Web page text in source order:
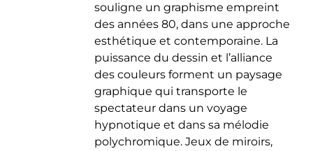
souligne un graphisme empreint
des années 80, dans une approche
esthétique et contemporaine. La
puissance du dessin et l’alliance
des couleurs forment un paysage
graphique qui transporte le
spectateur dans un voyage
hypnotique et dans sa mélodie
polychromique. Jeux de miroirs,